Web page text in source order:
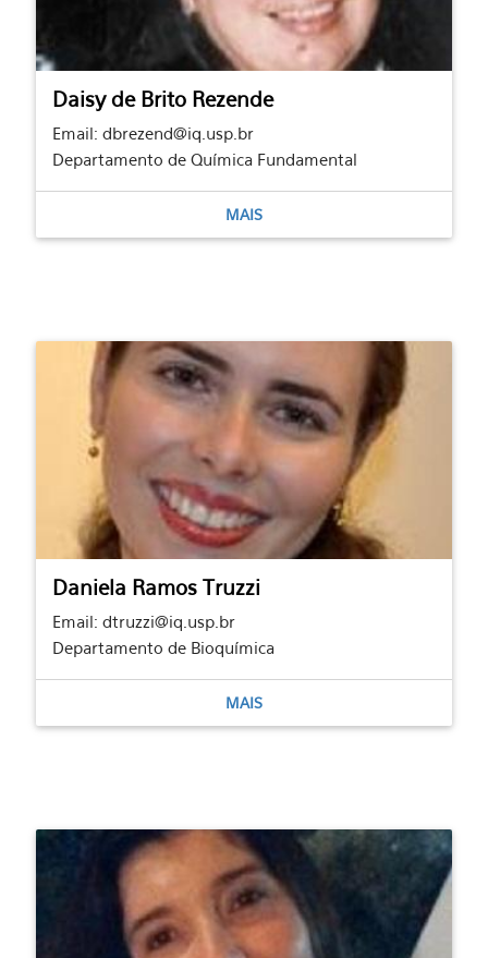
Daisy de Brito Rezende
Email: dbrezend@iq.usp.br
Departamento de Química Fundamental
MAIS
Daniela Ramos Truzzi
Email: dtruzzi@iq.usp.br
Departamento de Bioquímica
MAIS